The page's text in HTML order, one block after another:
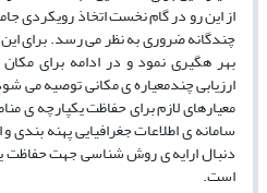
از این رو در گام نخست اتخاذ رویکردی
چندگانه ضروری به نظر می رسد. برای
بهر هگیری نمود و در ادامه برای
ارزیابی چندمعیاره ی مکانی توصیه می
معیارهای لازم برای حفاظت یکپارچه ی
سامانه ی اطلاعات جغرافیایی پهنه بندی
دنبال ارایه ی روش شناسی جهت حفاظت
است.